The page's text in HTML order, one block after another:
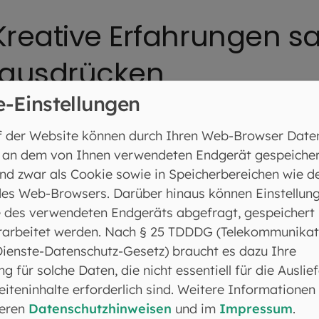
Erfahrungen
und den wechselnden
Workshops an, bei denen kleine Kunstwerke
sind herzlich eingeladen, hier selbst
Chapel von Kiki
steht, etwas abseits, eine kleine Kapelle, die 2023
mit dem Architekturbüro Brückner &
Kontrast zu der Ziegelfassade, die aus
Einstellungen
Website können durch Ihren Web-Browser
dem von Ihnen verwendeten Endgerät
zwar als Cookie sowie in Speicherbereichen wie
Web-Browsers. Darüber hinaus können
des verwendeten Endgeräts abgefragt, gespeichert
werden. Nach § 25 TDDDG
Datenschutz-Gesetz) braucht es dazu Ihre
für solche Daten, die nicht essentiell für die
erforderlich sind. Weitere Informationen
Datenschutzhinweisen und im Impressum.